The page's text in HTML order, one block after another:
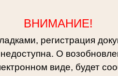
ВНИМАНИЕ!
регистрация
О
виде, будет